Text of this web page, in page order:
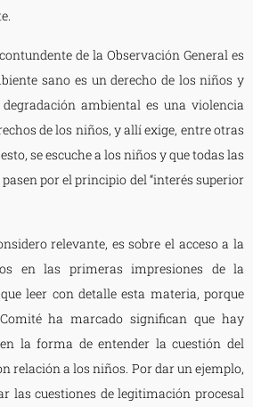
de la Observación General es
sano es un derecho de los niños y
ambiental es una violencia
de los niños, y allí exige, entre otras
se escuche a los niños y que todas las
por el principio del “interés superior
relevante, es sobre el acceso a la
en las primeras impresiones de la
leer con detalle esta materia, porque
ha marcado significan que hay
la forma de entender la cuestión del
relación a los niños. Por dar un ejemplo,
las cuestiones de legitimación procesal